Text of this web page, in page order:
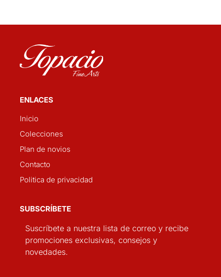
ENLACES
Inicio
Colecciones
Plan de novios
Contacto
Politica de privacidad
SUBSCRÍBETE
Suscríbete a nuestra lista de correo y recibe
promociones exclusivas, consejos y
novedades.